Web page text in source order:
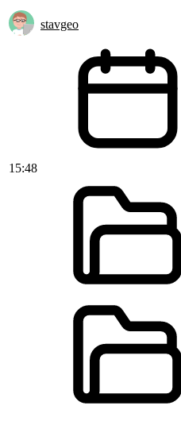
stavgeo
15:48